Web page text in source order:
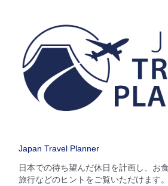
1人
プロモーションコードに
・表示金額は選択いただいた条件でのもっと
・表示金額と空席状況は最新ではない場合が
ンより最新の空席照会結果をご確認ください。
Japan Travel Planner
日本での待ち望んだ休日を計画し、お
旅行などのヒントをご覧いただけます。